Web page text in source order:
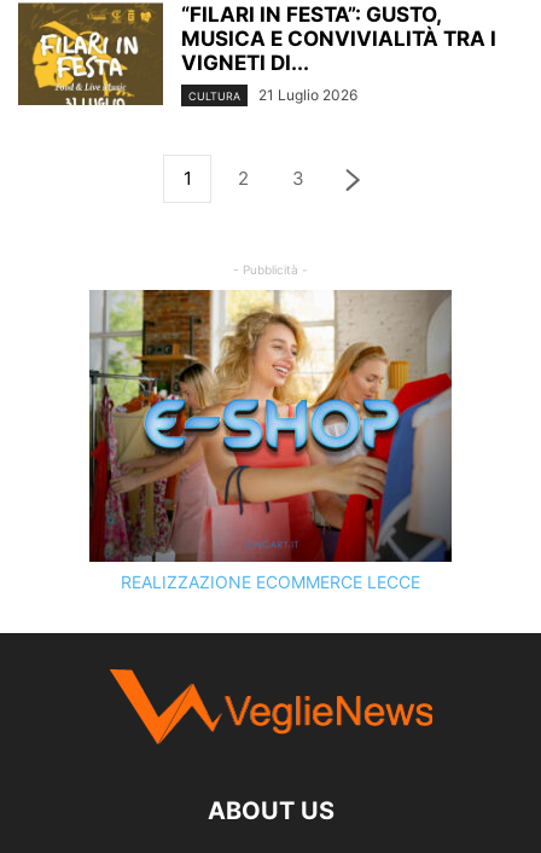
“FILARI IN FESTA”: GUSTO,
MUSICA E CONVIVIALITÀ TRA I
VIGNETI DI...
CULTURA 21 Luglio 2026
1 2 3
- Pubblicità -
REALIZZAZIONE ECOMMERCE LECCE
SCOPRI I SERVIZI DIKINGART.IT
ABOUT US